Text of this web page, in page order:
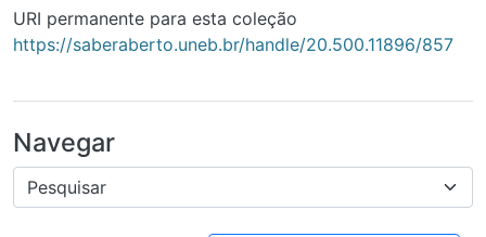
URI permanente para esta coleção
https://saberaberto.uneb.br/handle/20.500.11896/857
Navegar